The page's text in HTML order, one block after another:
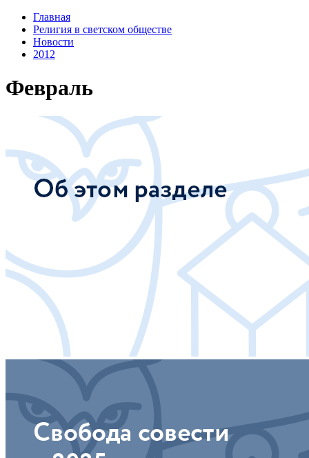
Главная
Религия в светском обществе
Новости
2012
Февраль